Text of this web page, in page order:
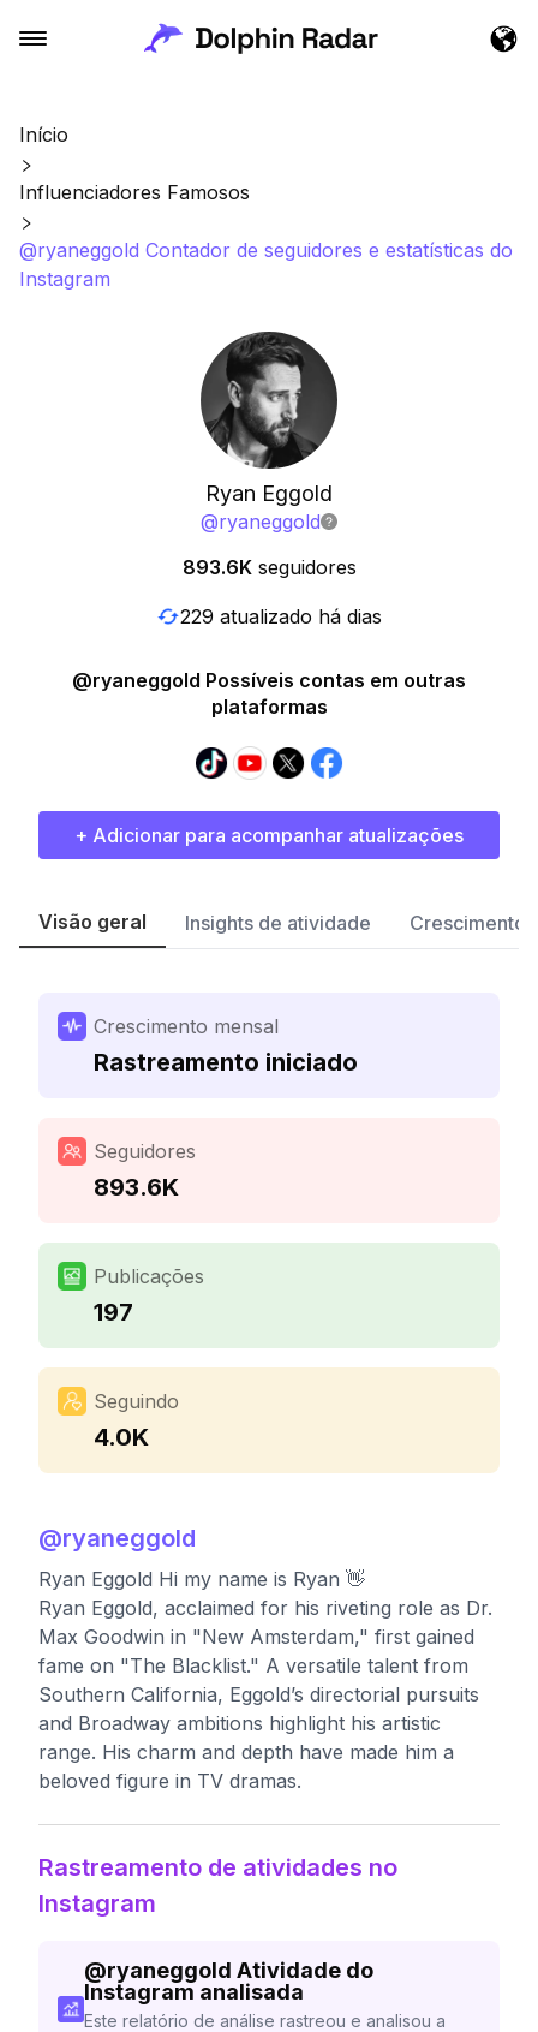
Início
Influenciadores Famosos
@ryaneggold Contador de seguidores e estatísticas do
Instagram
Ryan Eggold
@ryaneggold
893.6K seguidores
229 atualizado há dias
@ryaneggold Possíveis contas em outras
plataformas
+ Adicionar para acompanhar atualizações
Visão geral Insights de atividade Crescimento
Crescimento mensal
Rastreamento iniciado
Seguidores
893.6K
Publicações
197
Seguindo
4.0K
@ryaneggold
Ryan Eggold Hi my name is Ryan 👋
Ryan Eggold, acclaimed for his riveting role as Dr.
Max Goodwin in "New Amsterdam," first gained
fame on "The Blacklist." A versatile talent from
Southern California, Eggold’s directorial pursuits
and Broadway ambitions highlight his artistic
range. His charm and depth have made him a
beloved figure in TV dramas.
Rastreamento de atividades no
Instagram
@ryaneggold Atividade do
Instagram analisada
Este relatório de análise rastreou e analisou a